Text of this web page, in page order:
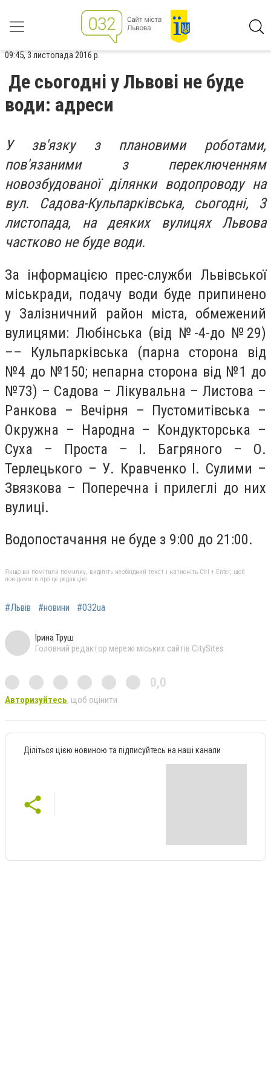
09:45, 3 листопада 2016 р.
Де сьогодні у Львові не буде
води: адреси
У зв'язку з плановими роботами,
пов'язаними з переключенням
новозбудованої ділянки водопроводу на
вул. Садова-Кульпарківська, сьогодні, 3
листопада, на деяких вулицях Львова
частково не буде води.
За інформацією прес-служби Львівської
міськради, подачу води буде припинено
у Залізничний район міста, обмежений
вулицями: Любінська (від №-4-до №29)
–– Кульпарківська (парна сторона від
№4 до №150; непарна сторона від №1 до
№73) – Садова – Лікувальна – Листова –
Ранкова – Вечірня – Пустомитівська –
Окружна – Народна – Кондукторська –
Суха – Проста – І. Багряного – О.
Терлецького – У. Кравченко І. Сулими –
Звязкова – Поперечна і прилеглі до них
вулиці.
Водопостачання не буде з 9:00 до 21:00.
Якщо ви помітили помилку, виділіть необхідний текст і натисніть Ctrl + Enter, щоб
повідомити про це редакцію
#Львів #новини #032ua
Ірина Труш
Головний редактор мережі міських сайтів CitySites
0,0
Авторизуйтесь, щоб оцінити
Діліться цією новиною та підписуйтесь на наші канали